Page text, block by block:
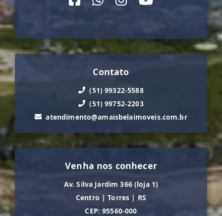
Contato
(51) 99322-5588
(51) 99752-2203
atendimento@amaisbelaimoveis.com.br
Venha nos conhecer
Av. Silva Jardim 366 (loja 1)
Centro | Torres | RS
CEP: 95560-000